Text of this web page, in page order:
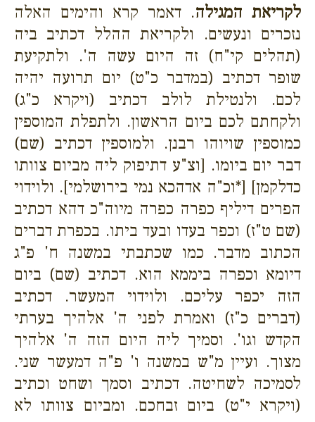
לקריאת המגילה. דאמר קרא והימים האלה
נזכרים ונעשים. ולקריאת ההלל דכתיב ביה
(תהלים קי"ח) זה היום עשה ה'. ולתקיעת
שופר דכתיב (במדבר כ"ט) יום תרועה יהיה
לכם. ולנטילת לולב דכתיב (ויקרא כ"ג)
ולקחתם לכם ביום הראשון. ולתפלת המוספין
כמוספין שויוהו רבנן. ולמוספין דכתיב (שם)
דבר יום ביומו. [וצ"ע דתיפוק ליה מביום צוותו
כדלקמן] [*וכ"ה אדהכא נמי בירושלמי]. ולוידוי
הפרים דיליף כפרה כפרה מיוה"כ דהא דכתיב
(שם ט"ז) וכפר בעדו ובעד ביתו. בכפרת דברים
הכתוב מדבר. כמו שכתבתי במשנה ח' פ"ג
דיומא וכפרה ביממא הוא. דכתיב (שם) ביום
הזה יכפר עליכם. ולוידוי המעשר. דכתיב
(דברים כ"ז) ואמרת לפני ה' אלהיך בערתי
הקדש וגו'. וסמיך ליה היום הזה ה' אלהיך
מצוך. ועיין מ"ש במשנה ו' פ"ה דמעשר שני.
לסמיכה לשחיטה. דכתיב וסמך ושחט וכתיב
(ויקרא י"ט) ביום זבחכם. ומביום צוותו לא